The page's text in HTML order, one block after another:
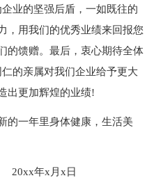
业的坚强后盾，一如既往的
，用我们的优秀业绩来回报您
的馈赠。最后，衷心期待全体
的亲属对我们企业给予更大
出更加辉煌的业绩!
的一年里身体健康，生活美
20xx年x月x日